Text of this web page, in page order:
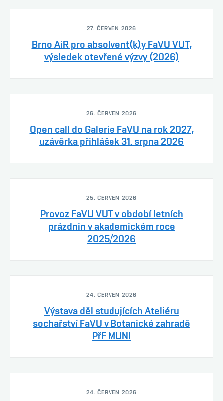
27. ČERVEN 2026
Brno AiR pro absolvent(k)y FaVU VUT,
výsledek otevřené výzvy (2026)
26. ČERVEN 2026
Open call do Galerie FaVU na rok 2027,
uzávěrka přihlášek 31. srpna 2026
25. ČERVEN 2026
Provoz FaVU VUT v období letních
prázdnin v akademickém roce
2025/2026
24. ČERVEN 2026
Výstava děl studujících Ateliéru
sochařství FaVU v Botanické zahradě
PřF MUNI
24. ČERVEN 2026